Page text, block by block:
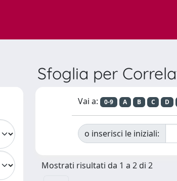
Sfoglia per
Vai a: 0-9 A B C D
o inserisci le iniziali:
Mostrati risultati da 1 a 2 di 2